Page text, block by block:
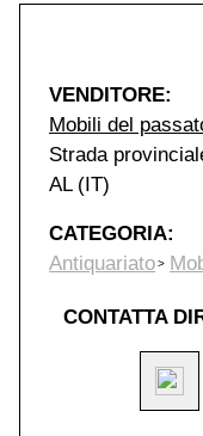
VENDITORE:
Mobili del
Strada
AL (IT)
CATEGORIA:
Antiquariato
CONTATTA